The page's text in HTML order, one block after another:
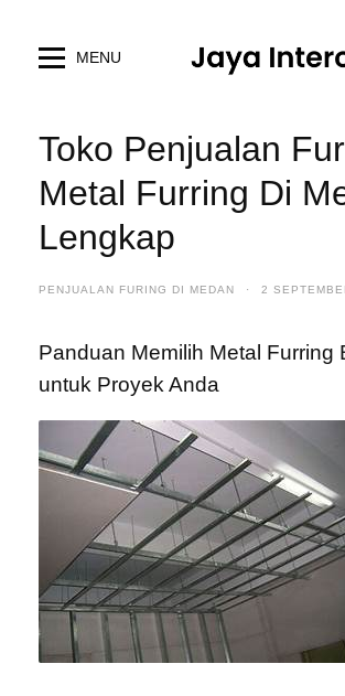
MENU
Toko Penjualan
Metal Furring Di
Lengkap
PENJUALAN FURING DI MEDAN · 2
Panduan Memilih Metal Furring
untuk Proyek Anda